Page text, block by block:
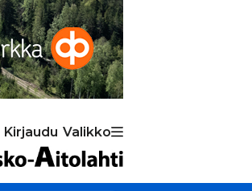
Kirjaudu Valikko